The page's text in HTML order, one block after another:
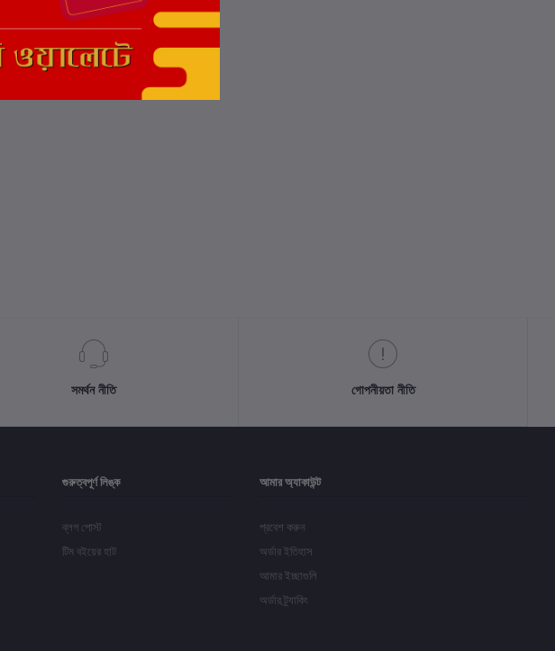
সমর্থন নীতি গোপনীয়তা নীতি
গুরুত্বপূর্ণ লিঙ্ক
ব্লগ পোস্ট
টিম বইয়ের হাট
আমার অ্যাকাউন্ট
প্রবেশ করুন
অর্ডার ইতিহাস
আমার ইচ্ছাগুলি
অর্ডার ট্র্যাকিং